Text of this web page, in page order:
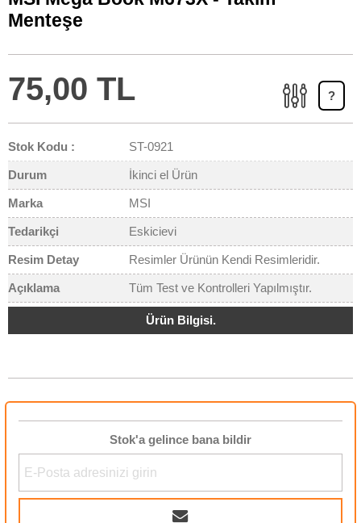
Menteşe
75,00 TL ?
Stok Kodu : ST-0921
Durum İkinci el Ürün
Marka MSI
Tedarikçi Eskicievi
Resim Detay Resimler Ürünün Kendi Resimleridir.
Açıklama Tüm Test ve Kontrolleri Yapılmıştır.
Ürün Bilgisi.
Stok'a gelince bana bildir